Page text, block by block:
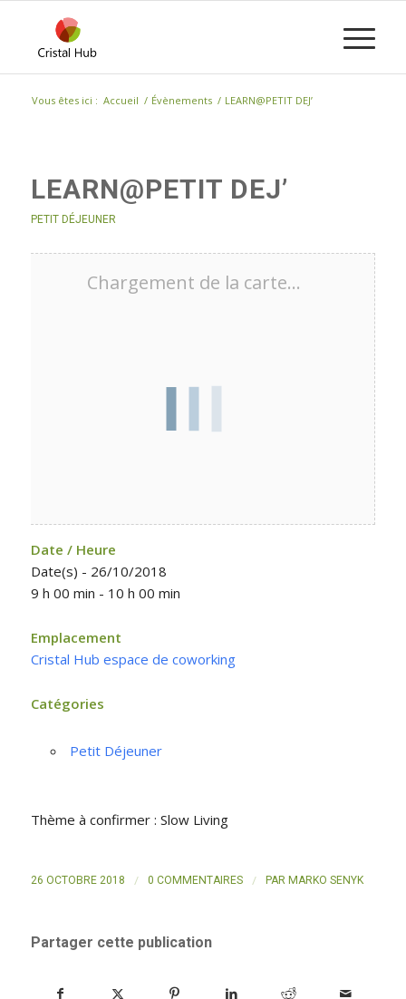
Vous êtes ici : Accueil / Évènements / LEARN@PETIT DEJ’
LEARN@PETIT DEJ’
PETIT DÉJEUNER
Chargement de la carte…
Date / Heure
Date(s) - 26/10/2018
9 h 00 min - 10 h 00 min
Emplacement
Cristal Hub espace de coworking
Catégories
Petit Déjeuner
Thème à confirmer : Slow Living
26 OCTOBRE 2018 / 0 COMMENTAIRES / PAR MARKO SENYK
Partager cette publication